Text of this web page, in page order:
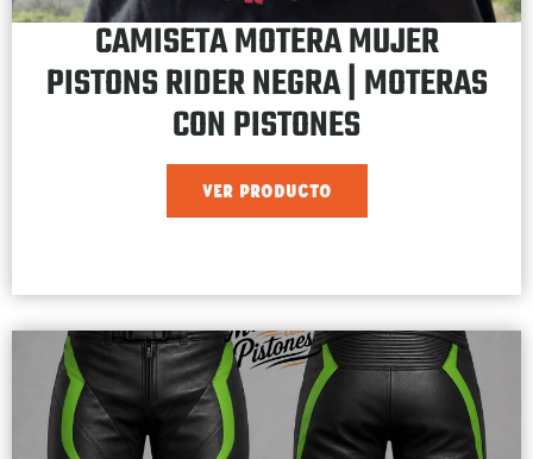
CAMISETA MOTERA MUJER
PISTONS RIDER NEGRA | MOTERAS
CON PISTONES
VER PRODUCTO